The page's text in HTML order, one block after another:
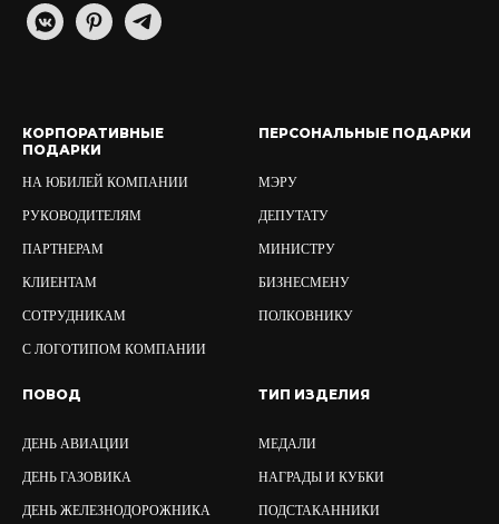
КОРПОРАТИВНЫЕ
ПОДАРКИ
НА ЮБИЛЕЙ КОМПАНИИ
РУКОВОДИТЕЛЯМ
ПАРТНЕРАМ
КЛИЕНТАМ
СОТРУДНИКАМ
С ЛОГОТИПОМ КОМПАНИИ
ПЕРСОНАЛЬНЫЕ ПОДАРКИ
МЭРУ
ДЕПУТАТУ
МИНИСТРУ
БИЗНЕСМЕНУ
ПОЛКОВНИКУ
ПОВОД
ДЕНЬ АВИАЦИИ
ДЕНЬ ГАЗОВИКА
ДЕНЬ ЖЕЛЕЗНОДОРОЖНИКА
ТИП ИЗДЕЛИЯ
МЕДАЛИ
НАГРАДЫ И КУБКИ
ПОДСТАКАННИКИ